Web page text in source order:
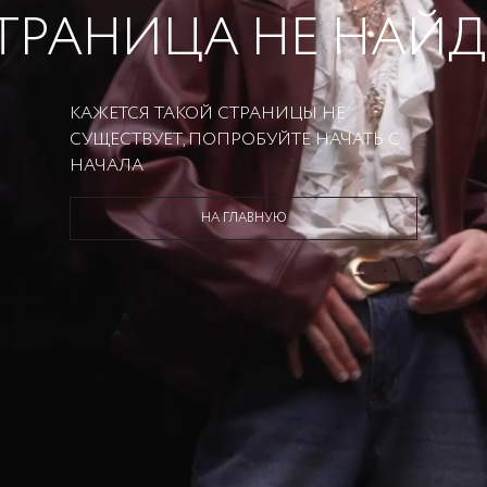
НЕ
КАЖЕТСЯ ТАКОЙ СТРАНИЦЫ НЕ
СУЩЕСТВУЕТ, ПОПРОБУЙТЕ НАЧАТЬ С
НАЧАЛА
НА ГЛАВНУЮ